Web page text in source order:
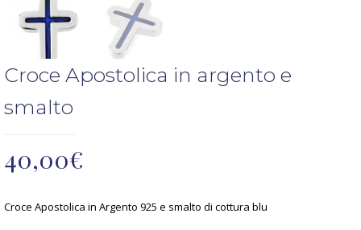
Croce Apostolica in argento e
smalto
40,00€
Croce Apostolica in Argento 925 e smalto di cottura blu